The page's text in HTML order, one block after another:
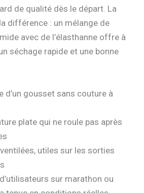
de qualité dès le départ. La
différence : un mélange de
avec de l’élasthanne offre à
séchage rapide et une bonne
d’un gousset sans couture à
plate qui ne roule pas après
utiles sur les sorties
sur marathon ou